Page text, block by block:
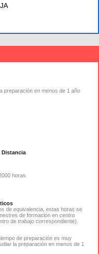
preparación en menos de 1 año
Distancia
horas
de equivalencia, estas horas se
de formación en centro
de trabajo correspondiente).
de preparación es muy
la preparación en menos de 1